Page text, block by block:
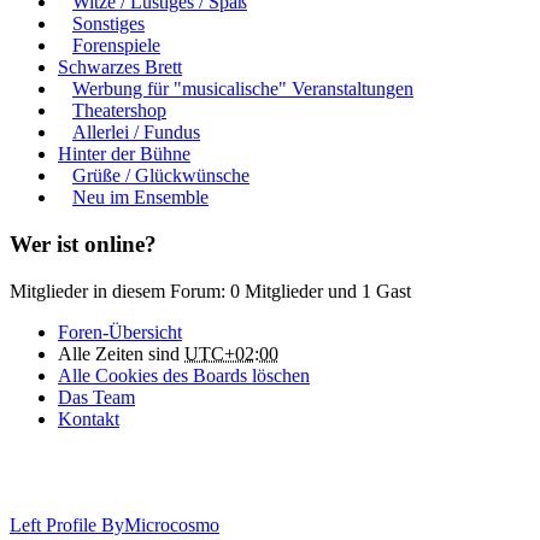
Sonstiges
Forenspiele
Schwarzes Brett
Werbung für "musicalische" Veranstaltungen
Theatershop
Allerlei / Fundus
Hinter der Bühne
Grüße / Glückwünsche
Neu im Ensemble
Wer ist online?
Mitglieder in diesem Forum: 0 Mitglieder und 1 Gast
Foren-Übersicht
Alle Zeiten sind UTC+02:00
Alle Cookies des Boards löschen
Das Team
Kontakt
Left Profile ByMicrocosmo